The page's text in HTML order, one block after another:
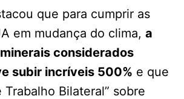
que para cumprir as
em mudança do clima, a
considerados
subir incríveis 500% e que
Trabalho Bilateral” sobre